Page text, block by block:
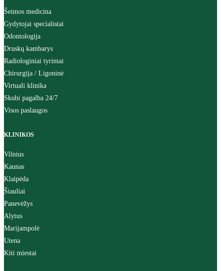
Šeimos medicina
Gydytojai specialistai
Odontologija
Druskų kambarys
Radiologiniai tyrimai
Chirurgija / Ligoninė
Virtuali klinika
Skubi pagalba 24/7
Visos paslaugos
KLINIKOS
Vilnius
Kaunas
Klaipėda
Šiauliai
Panevėžys
Alytus
Marijampolė
Utena
Kiti miestai